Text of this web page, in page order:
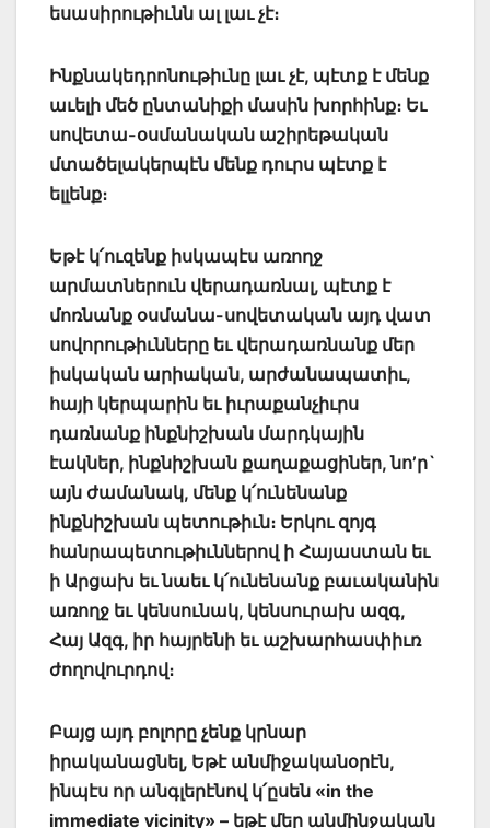
եսասիրութիւնն ալ լաւ չէ։
Ինքնակեդրոնութիւնը լաւ չէ, պէտք է մենք
աւելի մեծ ընտանիքի մասին խորհինք։ Եւ
սովետա-օսմանական աշիրեթական
մտածելակերպէն մենք դուրս պէտք է
ելլենք։
Եթէ կ՛ուզենք իսկապէս առողջ
արմատներուն վերադառնալ, պէտք է
մոռնանք օսմանա-սովետական այդ վատ
սովորութիւնները եւ վերադառնանք մեր
իսկական արիական, արժանապատիւ,
հայի կերպարին եւ իւրաքանչիւրս
դառնանք ինքնիշխան մարդկային
էակներ, ինքնիշխան քաղաքացիներ, նո’ր`
այն ժամանակ, մենք կ՛ունենանք
ինքնիշխան պետութիւն։ Երկու զոյգ
հանրապետութիւններով ի Հայաստան եւ
ի Արցախ եւ նաեւ կ՛ունենանք բաւականին
առողջ եւ կենսունակ, կենսուրախ ազգ,
Հայ Ազգ, իր հայրենի եւ աշխարհասփիւռ
ժողովուրդով։
Բայց այդ բոլորը չենք կրնար
իրականացնել, Եթէ անմիջականօրէն,
ինպէս որ անգլերէնով կ՛ըսեն «in the
immediate vicinity» – եթէ մեր անմինջական